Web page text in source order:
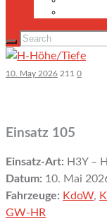
10. May 2026 211 0
Einsatz 105
Einsatz-Art: H3Y –
Datum: 10. Mai
Fahrzeuge: KdoW,
GW-HR